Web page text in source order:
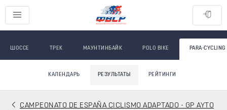
ШОССЕ ТРЕК МАУНТИНБАЙК POLO BIKE PARA-CYCLING
КАЛЕНДАРЬ РЕЗУЛЬТАТЫ РЕЙТИНГИ
CAMPEONATO DE ESPAÑA CICLISMO ADAPTADO - GP AYTO